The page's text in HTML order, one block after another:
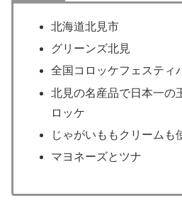
北海道北見市
グリーンズ北見
全国コロッケフェスティ
北見の名産品で日本一の
ロッケ
じゃがいももクリームも
マヨネーズとツナ